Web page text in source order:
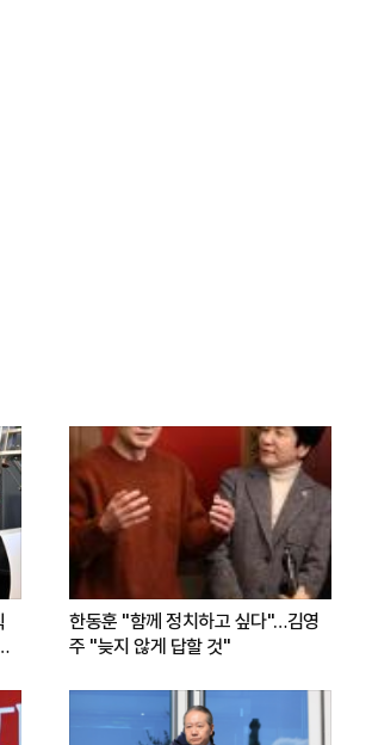
한동훈 "함께 정치하고 싶다"…김영
주 "늦지 않게 답할 것"